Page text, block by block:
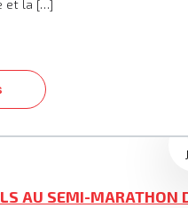
et la […]
AU SEMI-MARATHON